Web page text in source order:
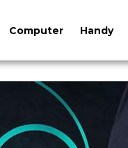
Computer Handy